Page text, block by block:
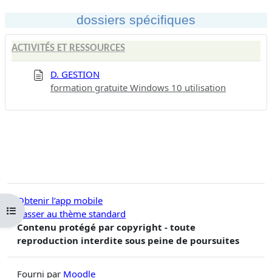
Ouvrir l’index du cours
dossiers spécifiques
ACTIVITÉS ET RESSOURCES
D. GESTION
formation gratuite Windows 10 utilisation
Obtenir l’app mobile
Passer au thème standard
Contenu protégé par copyright - toute
reproduction interdite sous peine de poursuites
Fourni par Moodle